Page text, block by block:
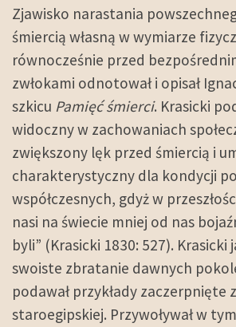
Zjawisko narastania
śmiercią własną w wymiarze
równocześnie przed
zwłokami odnotował i opisał
szkicu Pamięć śmierci. Krasicki
widoczny w zachowaniach
zwiększony lęk przed śmiercią i
charakterystyczny dla kondycji
współczesnych, gdyż w
nasi na świecie mniej od nas
byli” (Krasicki 1830: 527).
swoiste zbratanie dawnych
podawał przykłady zaczerpnięte
staroegipskiej. Przywoływał w